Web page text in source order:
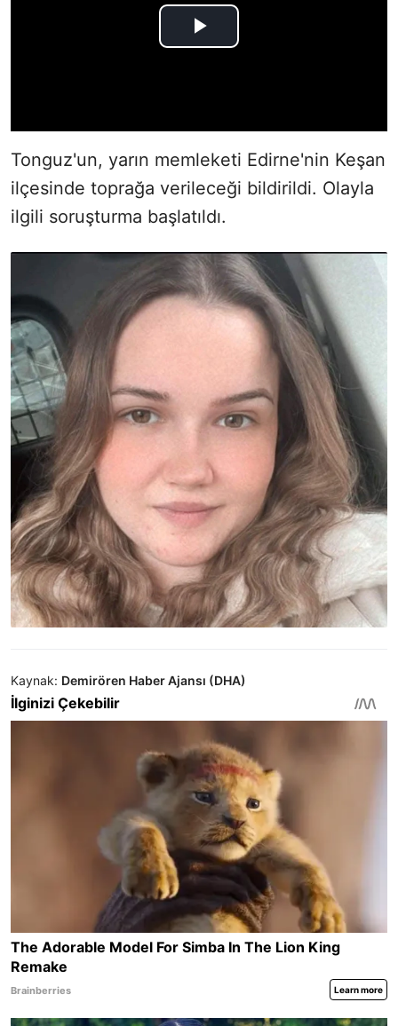
Tonguz'un, yarın memleketi Edirne'nin Keşan
ilçesinde toprağa verileceği bildirildi. Olayla
ilgili soruşturma başlatıldı.
Kaynak: Demirören Haber Ajansı (DHA)